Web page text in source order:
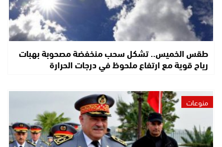
طقس الخميس.. تشكل سحب منخفضة مصحوبة بهبات
رياح قوية مع ارتفاع ملحوظ في درجات الحرارة
منوعات